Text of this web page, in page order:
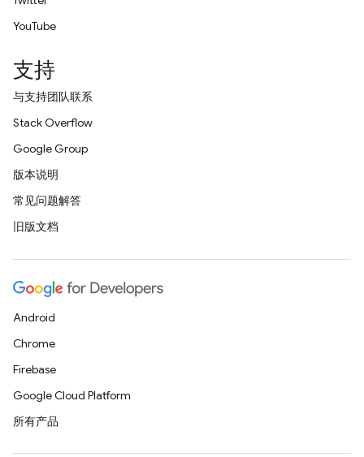
YouTube
支持
与支持团队联系
Stack Overflow
Google Group
版本说明
常见问题解答
旧版文档
Android
Chrome
Firebase
Google Cloud Platform
所有产品